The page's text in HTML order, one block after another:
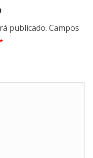
publicado. Campos